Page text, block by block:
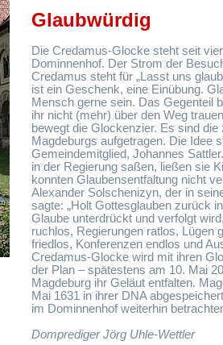
Glaubwürdig
Die Credamus-Glocke steht seit
Dominnenhof. Der Strom der
Credamus steht für „Lasst uns
ist ein Geschenk, eine Einübung.
Mensch gerne sein. Das Gegenteil
ihr nicht (mehr) über den Weg
bewegt die Glockenzier. Es sind
Magdeburgs aufgetragen. Die Idee
Gemeindemitglied, Johannes
in der Regierung saßen, ließen sie
konnten Glaubensentfaltung nicht
Alexander Solschenizyn, der in
sagte: „Holt Gottesglauben zurück
Glaube unterdrückt und verfolgt
ruchlos, Regierungen ratlos, Lügen
friedlos, Konferenzen endlos und
Credamus-Glocke wird mit ihren
der Plan – spätestens am 10. Mai
Magdeburg ihr Geläut entfalten.
Mai 1631 in ihrer DNA
im Dominnenhof weiterhin
Domprediger Jörg Uhle-Wettler